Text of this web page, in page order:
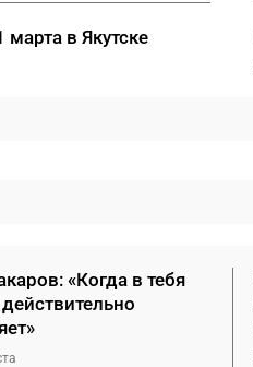
в Якутске
«Когда в тебя